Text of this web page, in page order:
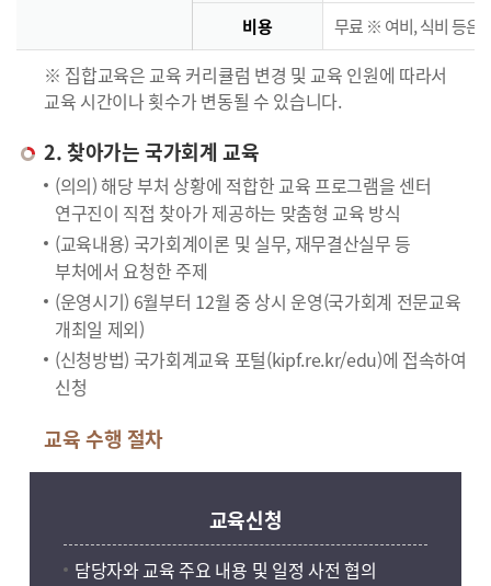
비용 무료 ※ 여비, 식비 등은
※ 집합교육은 교육 커리큘럼 변경 및 교육 인원에 따라서
교육 시간이나 횟수가 변동될 수 있습니다.
2. 찾아가는 국가회계 교육
(의의) 해당 부처 상황에 적합한 교육 프로그램을 센터
연구진이 직접 찾아가 제공하는 맞춤형 교육 방식
(교육내용) 국가회계이론 및 실무, 재무결산실무 등
부처에서 요청한 주제
(운영시기) 6월부터 12월 중 상시 운영(국가회계 전문교육
개최일 제외)
(신청방법) 국가회계교육 포털(kipf.re.kr/edu)에 접속하여
신청
교육 수행 절차
교육신청
담당자와 교육 주요 내용 및 일정 사전 협의